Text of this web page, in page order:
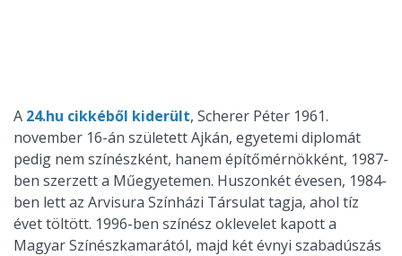
A 24.hu cikkéből kiderült, Scherer Péter 1961.
november 16-án született Ajkán, egyetemi diplomát
pedig nem színészként, hanem építőmérnökként, 1987-
ben szerzett a Műegyetemen. Huszonkét évesen, 1984-
ben lett az Arvisura Színházi Társulat tagja, ahol tíz
évet töltött. 1996-ben színész oklevelet kapott a
Magyar Színészkamarától, majd két évnyi szabadúszás